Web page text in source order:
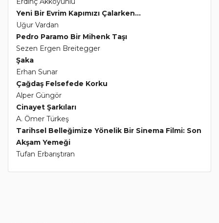
Yeni Bir Evrim Kapımızı Çalarken...
Uğur Vardan
Pedro Paramo Bir Mihenk Taşı
Sezen Ergen Breitegger
Şaka
Erhan Sunar
Çağdaş Felsefede Korku
Alper Güngör
Cinayet Şarkıları
A. Ömer Türkeş
Tarihsel Belleğimize Yönelik Bir Sinema Filmi: Son
Akşam Yemeği
Tufan Erbarıştıran